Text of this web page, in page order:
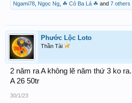
Ngami78, Ngọc Ng, ☘ Cỏ Ba Lá ☘ and 7 others
Phước Lộc Loto
Thần Tài
2 năm ra A không lẽ năm thứ 3 ko ra.
A 26 50tr
30/1/23